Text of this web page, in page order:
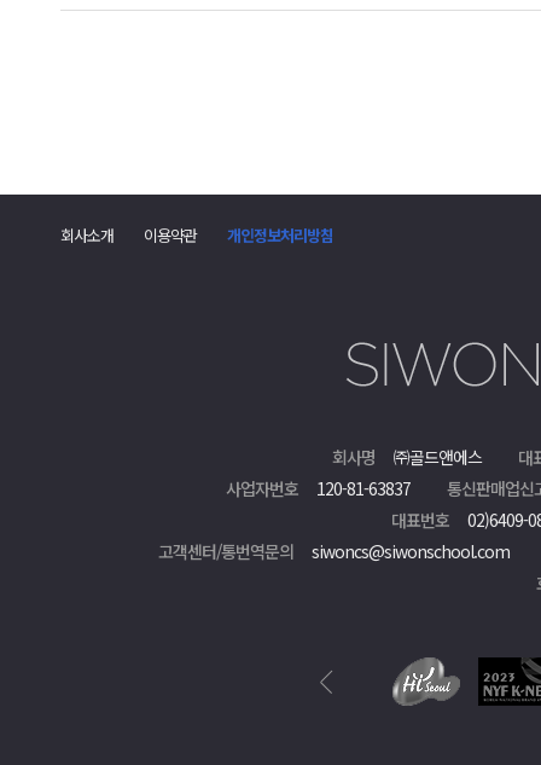
회사소개 이용약관 개인정보처리방침
회사명 ㈜골드앤에스
대
사업자번호
120-81-63837
통신판매업신
대표번호
02)6409-
고객센터/통번역문의
siwoncs@siwonschool.com